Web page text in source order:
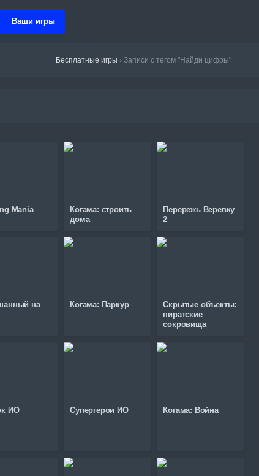
Ваши игры
Бесплатные игры › Записи с тегом "Найди цифры"
Mania
Когама: строить
дома
Перережь Веревку
2
на
Когама: Паркур
Скрытые объекты:
пиратские
сокровища
ИО Супергерои ИО Когама: Война